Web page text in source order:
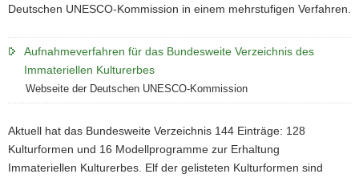
am
Gegentrum
Stolln
Deutschen UNESCO-Kommission in einem mehrstufigen Verfahren.
Aufnahmeverfahren für das Bundesweite Verzeichnis des
Immateriellen Kulturerbes
Webseite der Deutschen UNESCO-Kommission
Aktuell hat das Bundesweite Verzeichnis 144 Einträge: 128
Kulturformen und 16 Modellprogramme zur Erhaltung
Immateriellen Kulturerbes. Elf der gelisteten Kulturformen sind